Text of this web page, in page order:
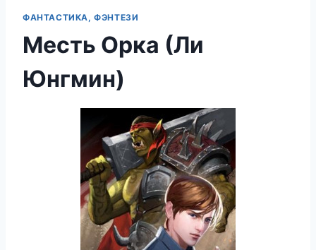
ФАНТАСТИКА, ФЭНТЕЗИ
Месть Орка (Ли
Юнгмин)